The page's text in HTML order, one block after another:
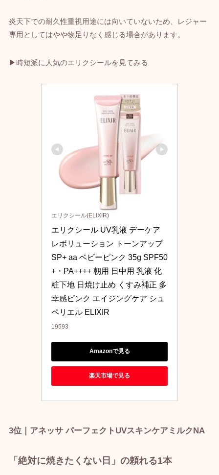
炎天下での耐久性重視用途には向いていないため、レジャー
専用としてはやや物足りなく感じる場合があります。
▶時短派に人気のエリクシールを見てみる
エリクシール(ELIXIR)
エリクシール UV乳液 デーケア
レボリューション トーンアップ
SP+ aa ベビーピンク 35g SPF50
+・PA++++ 朝用 日中用 乳液 化
粧下地 日焼け止め くすみ補正 多
幸感ピンク エイジングケア シュ
ペリエル ELIXIR
19593
Amazonで見る
楽天市場で見る
3位｜アネッサ パーフェクトUVスキンケアミルクNA
「絶対に焼きたくない日」の頼れる1本